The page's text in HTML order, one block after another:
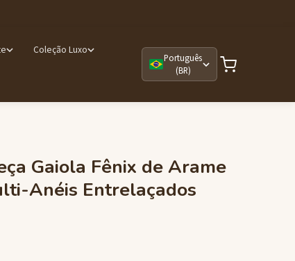
Coleção Luxo
Português
(BR)
Gaiola Fênix de Arame
Anéis Entrelaçados